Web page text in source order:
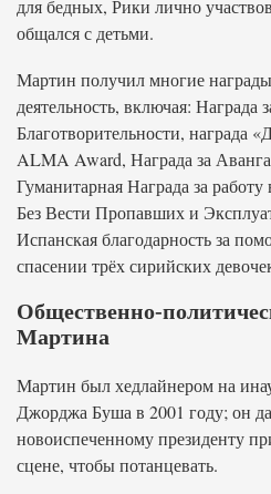
для бедных, Рики лично
общался с детьми.
Мартин получил многие
деятельность, включая: Награда
Благотворительности, награда
ALMA Award, Награда за
Гуманитарная Награда за
Без Вести Пропавших и
Испанская благодарность за
спасении трёх сирийских
Общественно-
Мартина
Мартин был хедлайнером на
Джорджа Буша в 2001 году; он
новоиспеченному президенту
сцене, чтобы потанцевать.